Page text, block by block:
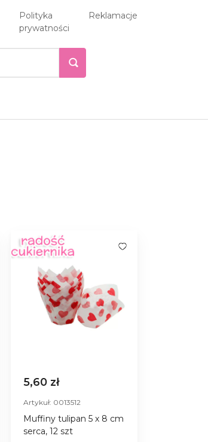
Polityka
prywatności
Reklamacje
5,60 zł
Artykuł: 0013512
Muffiny tulipan 5 х 8 сm
serca, 12 szt